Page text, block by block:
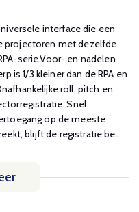
interface die een
projectoren met dezelfde
serie.Voor- en nadelen
is 1/3 kleiner dan de RPA en
roll, pitch en
Snel
op de meeste
blijft de registratie be...